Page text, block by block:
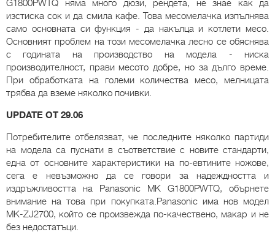
G1800PWTQ няма много дюзи, рендета, не знае как да
изстиска сок и да смила кафе. Това месомелачка изпълнява
само основната си функция - да накълца и котлети месо.
Основният проблем на този месомелачка лесно се обяснява
с годината на производство на модела - ниска
производителност, прави месото добре, но за дълго време.
При обработката на големи количества месо, мелницата
трябва да вземе няколко почивки.
UPDATE ОТ 29.06
Потребителите отбелязват, че последните няколко партиди
на модела са пуснати в съответствие с новите стандарти,
една от основните характеристики на по-евтините ножове,
сега е невъзможно да се говори за надеждността и
издръжливостта на Panasonic MK G1800PWTQ, обърнете
внимание на това при покупката.Panasonic има нов модел
MK-ZJ2700, който се произвежда по-качествено, макар и не
без недостатъци.